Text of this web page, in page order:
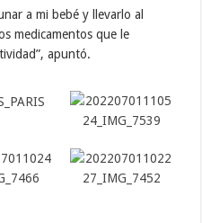
a mi bebé y llevarlo al
medicamentos que le
apuntó.